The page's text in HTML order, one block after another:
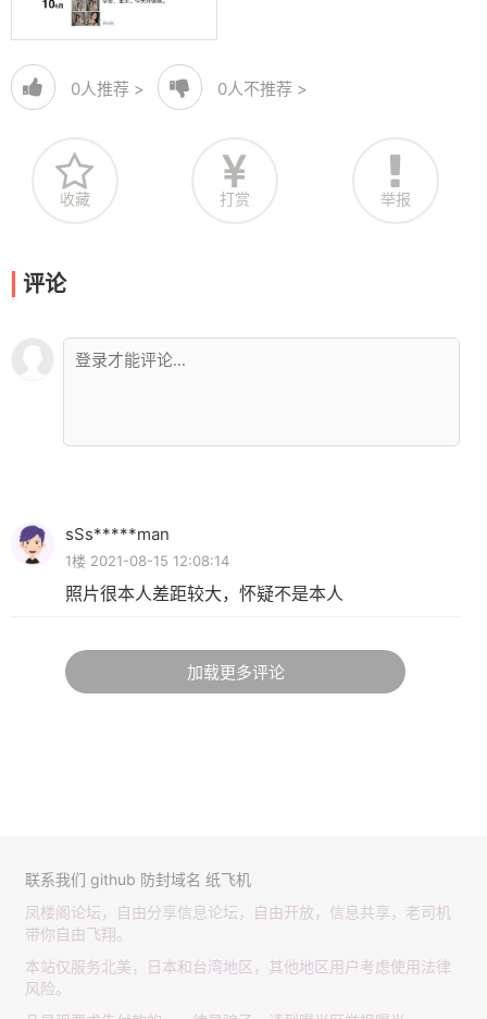
0人推荐 > 0人不推荐 >
收藏 打赏 举报
评论
sSs*****man
1楼 2021-08-15 12:08:14
照片很本人差距较大，怀疑不是本人
加载更多评论
联系我们 github 防封域名 纸飞机
凤楼阁论坛，自由分享信息论坛，自由开放，信息共享，老司机
带你自由飞翔。
本站仅服务北美，日本和台湾地区，其他地区用户考虑使用法律
风险。